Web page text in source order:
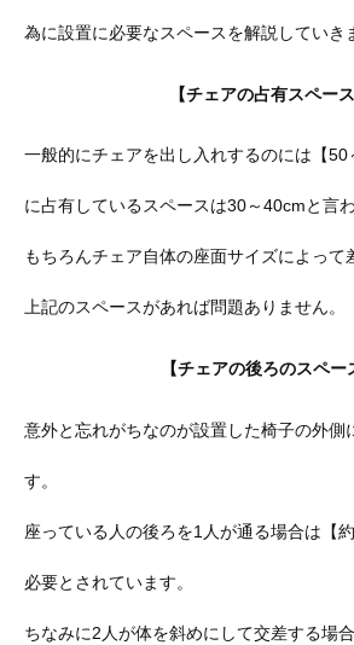
為に設置に必要なスペースを解説していき
【チェアの占有スペース
一般的にチェアを出し入れするのには【
に占有しているスペースは30～40cmと言
もちろんチェア自体の座面サイズによって
上記のスペースがあれば問題ありません。
【チェアの後ろのスペー
意外と忘れがちなのが設置した椅子の外側
す。
座っている人の後ろを1人が通る場合は【
必要とされています。
ちなみに2人が体を斜めにして交差する場